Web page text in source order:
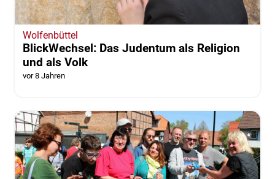
Wolfenbüttel
BlickWechsel: Das Judentum als Religion
und als Volk
vor 8 Jahren